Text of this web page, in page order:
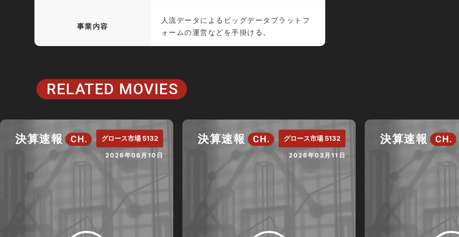
事業内容
人流データによるビッグデータプラットフ
ォームの運営などを手掛ける。
RELATED MOVIES
決算速報 CH. グロース市場 5132
2026年06月10日
決算速報 CH. グロース市場 5132
2026年03月11日
決算速報 CH.